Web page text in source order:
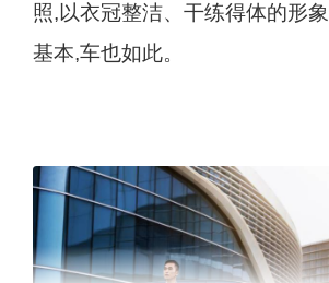
照,以衣冠整洁、干练得体的形
基本,车也如此。